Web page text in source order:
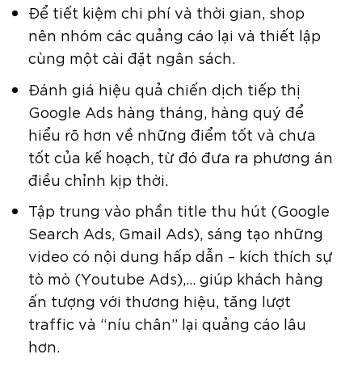
Để tiết kiệm chi phí và thời gian, shop
nên nhóm các quảng cáo lại và thiết lập
cùng một cài đặt ngân sách.
Đánh giá hiệu quả chiến dịch tiếp thị
Google Ads hàng tháng, hàng quý để
hiểu rõ hơn về những điểm tốt và chưa
tốt của kế hoạch, từ đó đưa ra phương án
điều chỉnh kịp thời.
Tập trung vào phần title thu hút (Google
Search Ads, Gmail Ads), sáng tạo những
video có nội dung hấp dẫn – kích thích sự
tò mò (Youtube Ads),… giúp khách hàng
ấn tượng với thương hiệu, tăng lượt
traffic và “níu chân” lại quảng cáo lâu
hơn.